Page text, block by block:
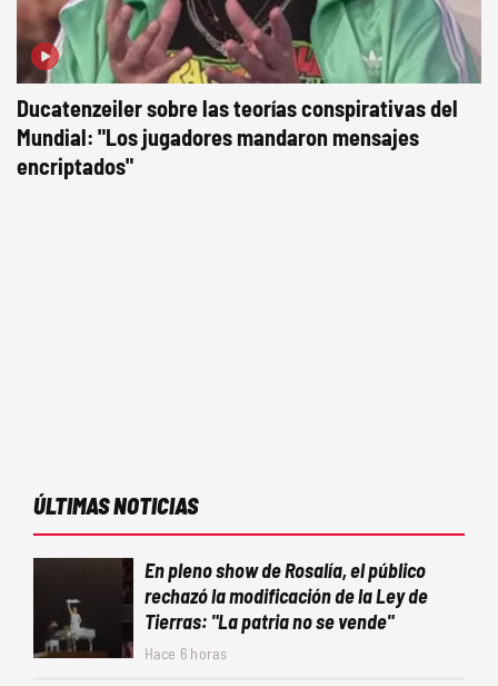
Ducatenzeiler sobre las teorías conspirativas del
Mundial: "Los jugadores mandaron mensajes
encriptados"
ÚLTIMAS NOTICIAS
En pleno show de Rosalía, el público
rechazó la modificación de la Ley de
Tierras: "La patria no se vende"
Hace 6 horas